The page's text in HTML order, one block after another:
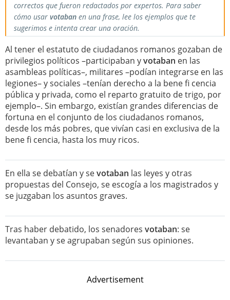
correctos que fueron redactados por expertos. Para saber
cómo usar votaban en una frase, lee los ejemplos que te
sugerimos e intenta crear una oración.
Al tener el estatuto de ciudadanos romanos gozaban de
privilegios políticos –participaban yvotaban en las
asambleas políticas–, militares –podían integrarse en las
legiones– y sociales –tenían derecho a la bene fi cencia
pública y privada, como el reparto gratuito de trigo, por
ejemplo–. Sin embargo, existían grandes diferencias de
fortuna en el conjunto de los ciudadanos romanos,
desde los más pobres, que vivían casi en exclusiva de la
bene fi cencia, hasta los muy ricos.
En ella se debatían y sevotaban las leyes y otras
propuestas del Consejo, se escogía a los magistrados y
se juzgaban los asuntos graves.
Tras haber debatido, los senadores votaban: se
levantaban y se agrupaban según sus opiniones.
Advertisement